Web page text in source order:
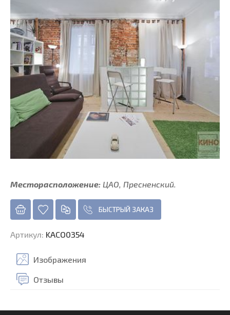
Месторасположение: ЦАО, Пресненский.
БЫСТРЫЙ ЗАКАЗ
Артикул: KACO0354
Изображения
Отзывы